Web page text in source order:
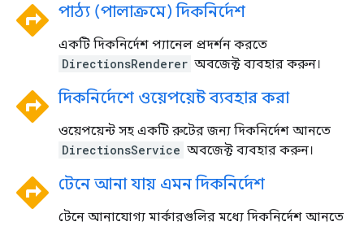
directions পাঠ্য (পালাক্রমে) দিকনির্দেশ
একটি দিকনির্দেশ প্যানেল প্রদর্শন করতে
DirectionsRenderer অবজেক্ট ব্যবহার করুন।
directions দিকনির্দেশে ওয়েপয়েন্ট ব্যবহার করা
ওয়েপয়েন্ট সহ একটি রুটের জন্য দিকনির্দেশ আনতে
DirectionsService অবজেক্ট ব্যবহার করুন।
directions টেনে আনা যায় এমন দিকনির্দেশ
টেনে আনাযোগ্য মার্কারগুলির মধ্যে দিকনির্দেশ আনতে